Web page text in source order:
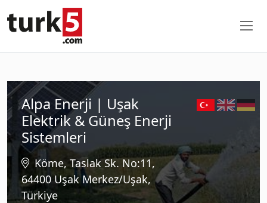
Alpa Enerji | Uşak
Elektrik & Güneş Enerji
Sistemleri
Köme, Taslak Sk. No:11,
64400 Uşak Merkez/Uşak,
Türkiye